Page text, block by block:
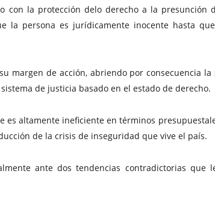
la protección delo derecho a la presunción
la persona es jurídicamente inocente hasta
margen de acción, abriendo por consecuencia
de justicia basado en el estado de derecho.
altamente ineficiente en términos
de la crisis de inseguridad que vive el país.
ante dos tendencias contradictorias que